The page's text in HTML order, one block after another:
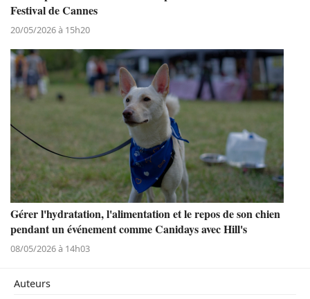
Festival de Cannes
20/05/2026 à 15h20
Gérer l'hydratation, l'alimentation et le repos de son chien
pendant un événement comme Canidays avec Hill's
08/05/2026 à 14h03
Auteurs